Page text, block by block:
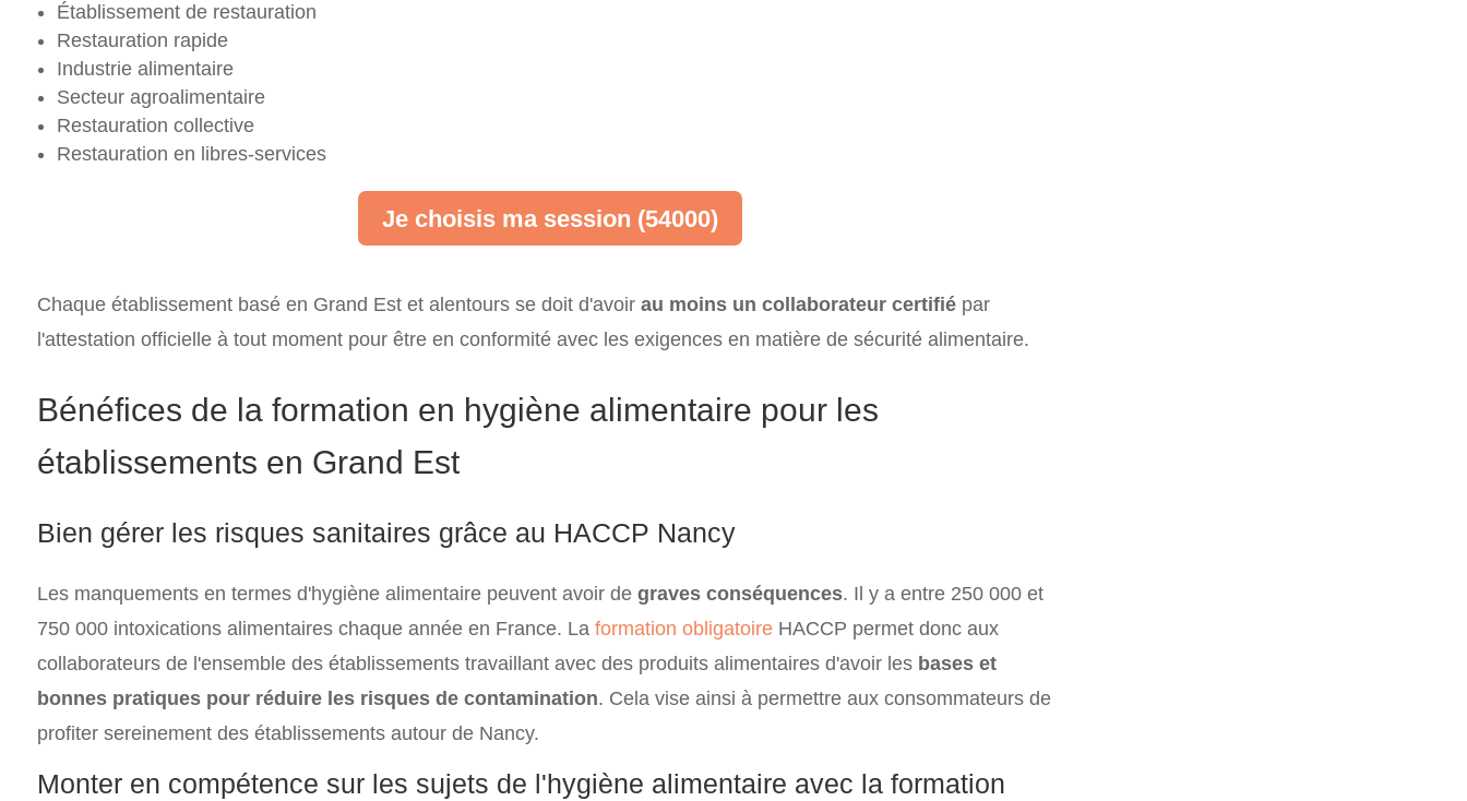
Établissement de restauration
Restauration rapide
Industrie alimentaire
Secteur agroalimentaire
Restauration collective
Restauration en libres-services
Je choisis ma session (54000)
Chaque établissement basé en Grand Est et alentours se doit d'avoir au moins un collaborateur certifiépar
l'attestation officielle à tout moment pour être en conformité avec les exigences en matière de sécurité alimentaire.
Bénéfices de la formation en hygiène alimentaire pour les
établissements en Grand Est
Bien gérer les risques sanitaires grâce au HACCP Nancy
Les manquements en termes d'hygiène alimentaire peuvent avoir de graves conséquences. Il y a entre 250 000 et
750 000 intoxications alimentaires chaque année en France. La formation obligatoireHACCP permet donc aux
collaborateurs de l'ensemble des établissements travaillant avec des produits alimentaires d'avoir les bases et
bonnes pratiques pour réduire les risques de contamination. Cela vise ainsi à permettre aux consommateurs de
profiter sereinement des établissements autour de Nancy.
Monter en compétence sur les sujets de l'hygiène alimentaire avec la formation